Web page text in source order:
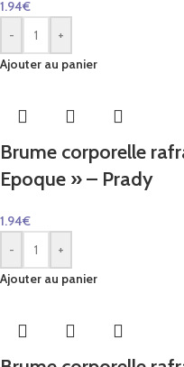
1.94€
-
+
Ajouter au panier
Brume corporelle
Epoque » – Prady
1.94€
-
+
Ajouter au panier